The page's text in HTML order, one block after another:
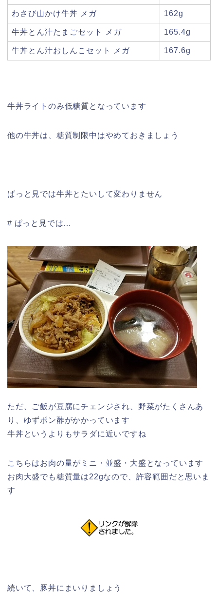
わさび山かけ牛丼 メガ 162g
牛丼とん汁たまごセット メガ 165.4g
牛丼とん汁おしんこセット メガ 167.6g
牛丼ライトのみ低糖質となっています
他の牛丼は、糖質制限中はやめておきましょう
ぱっと見では牛丼とたいして変わりません
# ぱっと見では…
ただ、ご飯が豆腐にチェンジされ、野菜がたくさんあ
り、ゆずポン酢がかかっています
牛丼というよりもサラダに近いですね
こちらはお肉の量がミニ・並盛・大盛 となっています
お肉大盛でも糖質量は22gなので、許容範囲だと思いま
す
続いて、豚丼にまいりましょう